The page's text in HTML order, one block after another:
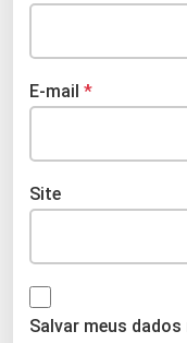
E-mail *
Site
Salvar meus